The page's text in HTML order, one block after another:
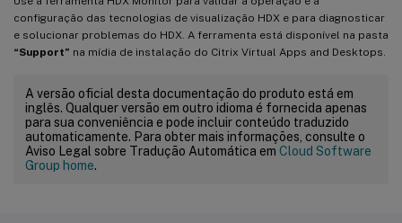
configuração das tecnologias de visualização HDX e para diagnosticar
e solucionar problemas do HDX. A ferramenta está disponível na pasta
“Support” na mídia de instalação do Citrix Virtual Apps and Desktops.
A versão oficial desta documentação do produto está em
inglês. Qualquer versão em outro idioma é fornecida apenas
para sua conveniência e pode incluir conteúdo traduzido
automaticamente. Para obter mais informações, consulte o
Aviso Legal sobre Tradução Automática em Cloud Software
Group home.